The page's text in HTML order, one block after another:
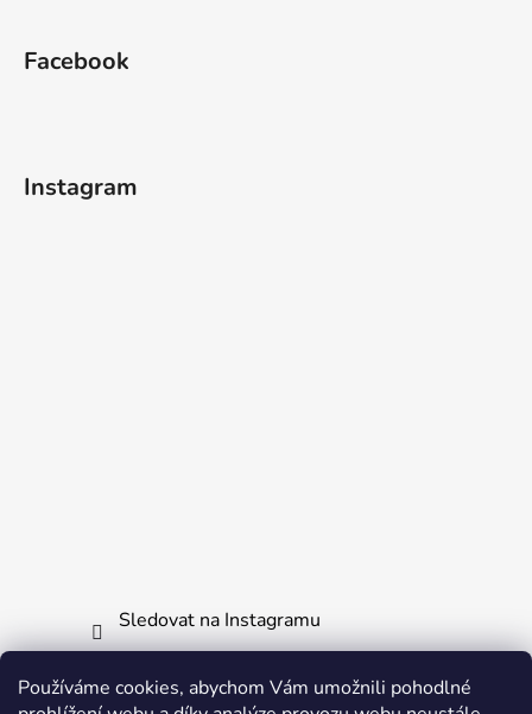
Používáme cookies, abychom Vám umožnili pohodlné
Facebook
Instagram
Sledovat na Instagramu
Informace pro vás